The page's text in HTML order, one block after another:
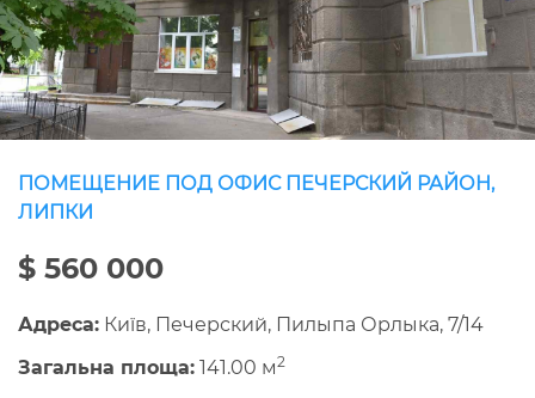
ПОМЕЩЕНИЕ ПОД ОФИС ПЕЧЕРСКИЙ РАЙОН,
ЛИПКИ
$ 560 000
Адреса: Київ, Печерский, Пилыпа Орлыка, 7/14
Загальна площа: 141.00 м2